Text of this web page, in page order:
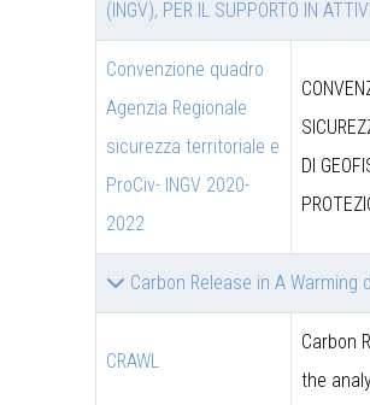
(INGV), PER IL SUPPORTO IN
Convenzione quadro
Agenzia Regionale
sicurezza territoriale e
ProCiv- INGV 2020-
2022
DI
Carbon Release in A
CRAWL
Carbon
the